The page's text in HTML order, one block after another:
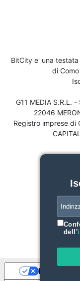
BitCity e' una
di
G11 MEDIA S.R.L.
22046
Registro imprese di
dell'
Le tue